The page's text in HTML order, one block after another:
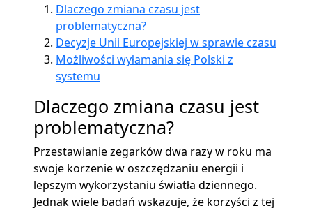
Dlaczego zmiana czasu jest
problematyczna?
Decyzje Unii Europejskiej w sprawie czasu
Możliwości wyłamania się Polski z
systemu
Dlaczego zmiana czasu jest
problematyczna?
Przestawianie zegarków dwa razy w roku ma
swoje korzenie w oszczędzaniu energii i
lepszym wykorzystaniu światła dziennego.
Jednak wiele badań wskazuje, że korzyści z tej